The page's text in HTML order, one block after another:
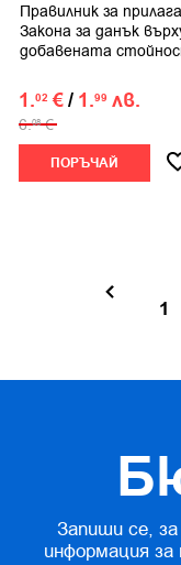
Правилник за
Закона за данък
добавената
1.02 €/ 1.99 лв.
6.08 €
ПОРЪЧАЙ
1
Запиши се,
информация